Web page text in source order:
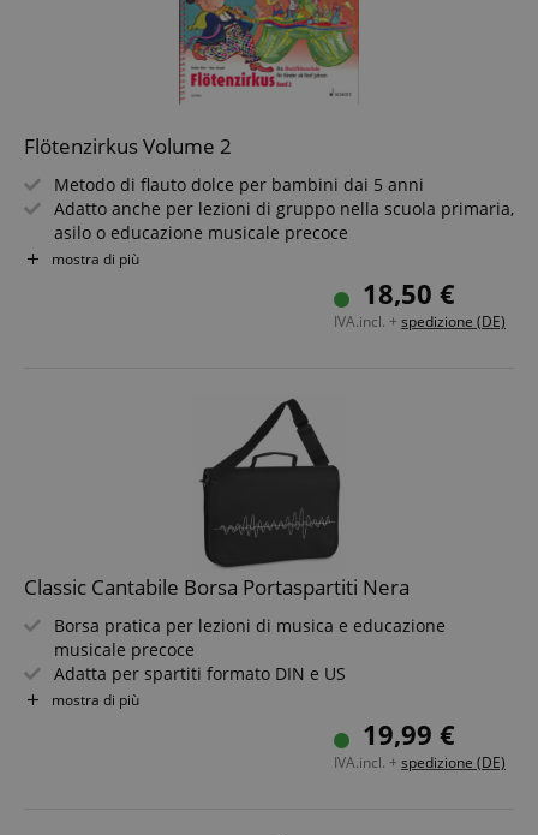
Flötenzirkus Volume 2
Metodo di flauto dolce per bambini dai 5 anni
Adatto anche per lezioni di gruppo nella scuola primaria,
asilo o educazione musicale precoce
Per flauti dolci soprano o contralto
Con tabella delle diteggiature pieghevole
Rilegatura a spirale, formato orizzontale, 80 pagine
mostra di più
18,50 €
IVA.incl. + spedizione (DE)
Classic Cantabile Borsa Portaspartiti Nera
Borsa pratica per lezioni di musica e educazione
musicale precoce
Adatta per spartiti formato DIN e US
Manico e tracolla removibile
Con tasche interne per penne e altri accessori
Bellissimo design con onde sonore bianche
mostra di più
19,99 €
IVA.incl. + spedizione (DE)